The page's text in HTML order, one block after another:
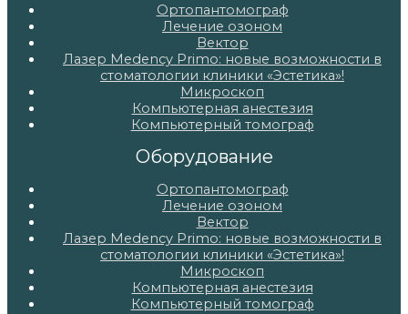
Ортопантомограф
Лечение озоном
Вектор
Лазер Medency Primo: новые возможности в
стоматологии клиники «Эстетика»!
Микроскоп
Компьютерная анестезия
Компьютерный томограф
Оборудование
Ортопантомограф
Лечение озоном
Вектор
Лазер Medency Primo: новые возможности в
стоматологии клиники «Эстетика»!
Микроскоп
Компьютерная анестезия
Компьютерный томограф